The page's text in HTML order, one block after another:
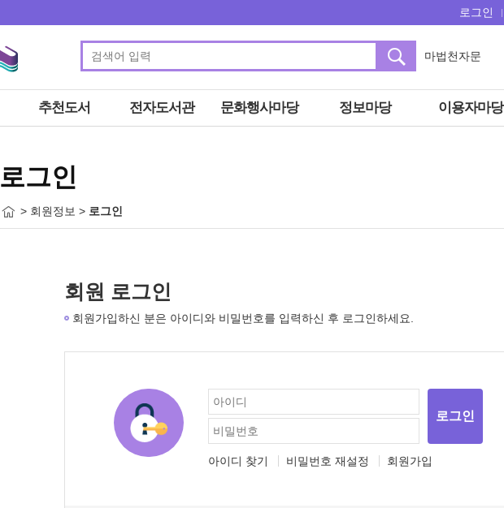
로그인
마법천자문
전천당
추천도서 전자도서관 문화행사마당 정보마당 이용자마당
로그인
> 회원정보 > 로그인
회원 로그인
회원가입하신 분은 아이디와 비밀번호를 입력하신 후 로그인하세요.
로그인
아이디 찾기 비밀번호 재설정 회원가입